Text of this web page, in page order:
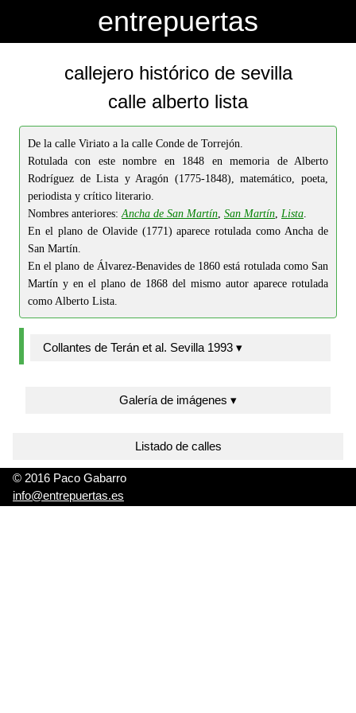
entrepuertas
callejero histórico de sevilla
calle alberto lista
De la calle Viriato a la calle Conde de Torrejón.
Rotulada con este nombre en 1848 en memoria de Alberto
Rodríguez de Lista y Aragón (1775-1848), matemático, poeta,
periodista y crítico literario.
Nombres anteriores:Ancha de San Martín, San Martín, Lista.
En el plano de Olavide (1771) aparece rotulada como Ancha de
San Martín.
En el plano de Álvarez-Benavides de 1860 está rotulada como San
Martín y en el plano de 1868 del mismo autor aparece rotulada
como Alberto Lista.
Collantes de Terán et al. Sevilla 1993 ▾
Galería de imágenes ▾
Listado de calles
© 2016 Paco Gabarro
info@entrepuertas.es